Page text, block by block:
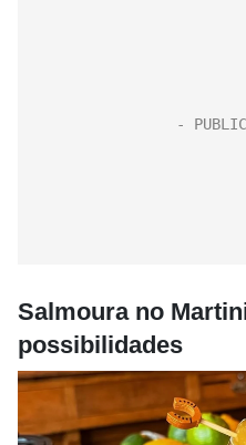
Salmoura no
possibilidades